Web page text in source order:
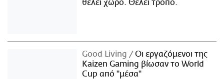
θέλει χώρο. Θέλει τρόπο.
Good Living
Οι εργαζόμενοι της
Kaizen Gaming βίωσαν το World
Cup από "μέσα"